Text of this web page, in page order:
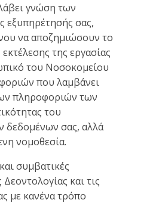
γνώση των
εξυπηρέτησής σας,
να αποζημιώσουν το
της εργασίας
του Νοσοκομείου
που λαμβάνει
πληροφοριών των
του
δεδομένων σας, αλλά
νομοθεσία.
συμβατικές
και τις
με κανένα τρόπο